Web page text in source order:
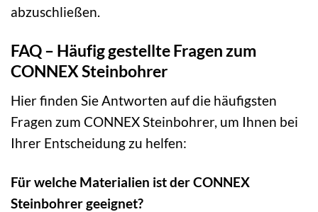
abzuschließen.
FAQ – Häufig gestellte Fragen zum
CONNEX Steinbohrer
Hier finden Sie Antworten auf die häufigsten
Fragen zum CONNEX Steinbohrer, um Ihnen bei
Ihrer Entscheidung zu helfen:
Für welche Materialien ist der CONNEX
Steinbohrer geeignet?